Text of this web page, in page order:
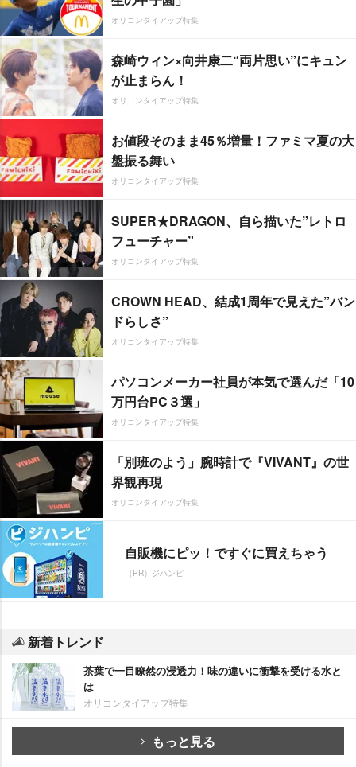
オリコンタイアップ特集
森崎ウィン×向井康二“両片思い”にキュン
が止まらん！
オリコンタイアップ特集
お値段そのまま45％増量！ファミマ夏の大
盤振る舞い
オリコンタイアップ特集
SUPER★DRAGON、自ら描いた”レトロ
フューチャー”
オリコンタイアップ特集
CROWN HEAD、結成1周年で見えた”バン
ドらしさ”
オリコンタイアップ特集
パソコンメーカー社員が本気で選んだ「10
万円台PC３選」
オリコンタイアップ特集
「別班のよう」腕時計で『VIVANT』の世
界観再現
オリコンタイアップ特集
自販機にピッ！ですぐに買えちゃう
（PR）ジハンピ
新着トレンド
茶葉で一目瞭然の浸透力！味の違いに衝撃を受ける水と
は
オリコンタイアップ特集
もっと見る